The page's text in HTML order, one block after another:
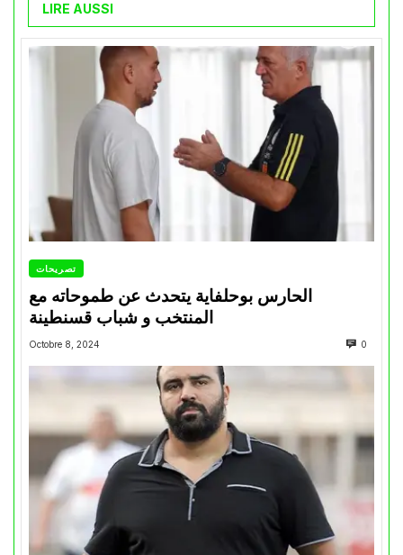
LIRE AUSSI
تصريحات
الحارس بوحلفاية يتحدث عن طموحاته مع
المنتخب و شباب قسنطينة
Octobre 8, 2024 0